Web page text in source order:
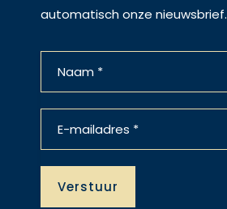
automatisch onze nieuwsbrief.